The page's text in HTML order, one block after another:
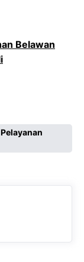
Belawan